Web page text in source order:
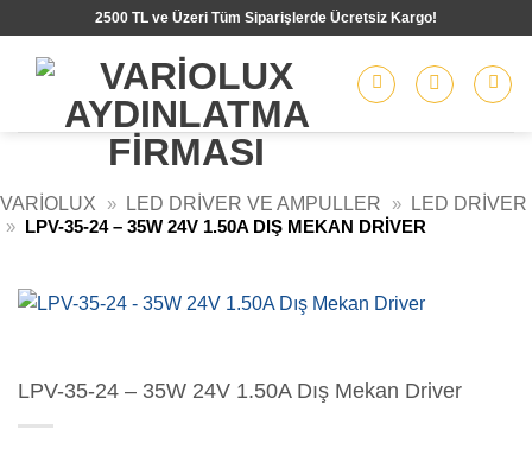
2500 TL ve Üzeri Tüm Siparişlerde Ücretsiz Kargo!
VARIOLUX » LED DRIVER VE AMPULLER »
LED DRIVER
» LPV-35-24 – 35W 24V 1.50A DIŞ MEKAN DRIVER
LPV-35-24 – 35W 24V 1.50A Dış Mekan Driver